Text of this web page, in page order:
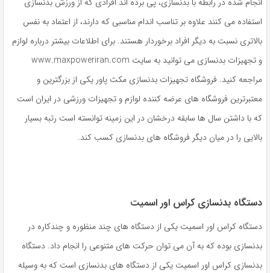
استفاده می کنند علاوه بر تناسب اندام مناسبی که دارند، از اعتماد به نفس
بالاتری نسبت به دیگر افراد برخوردار هستند. برای اطلاعات بیشتر درباره لوازم
و تجهیزات بدنسازی می توانید به سایت www.maxpoweriran.com
مراجعه کنید. فروشگاه تجهیزات بدنسازی مکث پاور یکی از بزرگترین و
معتبرترین فروشگاه های عرضه کننده لوازم و تجهیزات ورزشی در ایران است
که با داشتن سال ها سابقه درخشان در این زمینه توانسته است رتبه بسیار
بالایی را در میان دیگر فروشگاه های بدنسازی کسب کند.
دستگاه بدنسازی کراس اور اسمیت
دستگاه کراس اور اسمیت یکی از دستگاه های چند منظوره و چندکاره در
بدنسازی بوده که به آن می توان حرکت های متنوعی را انجام داد. دستگاه
بدنسازی کراس اور اسمیت یکی از دستگاه های بدنسازی است که به وسیله